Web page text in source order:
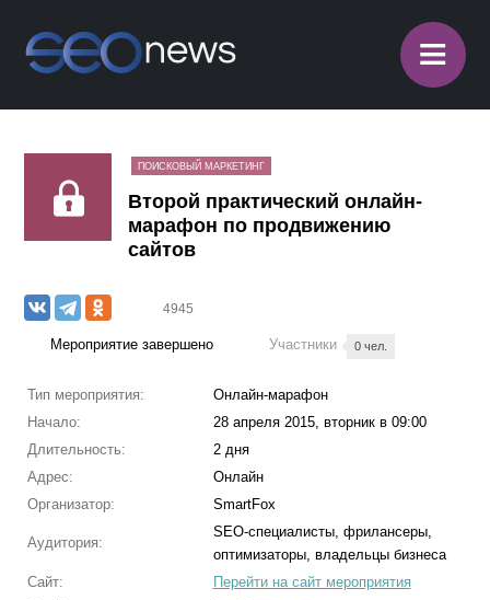
≡
ПОИСКОВЫЙ МАРКЕТИНГ
Второй практический онлайн-
марафон по продвижению
сайтов
4945
Мероприятие завершено Участники 0 чел.
Тип мероприятия:
Онлайн-марафон
Начало:
28 апреля 2015, вторник в 09:00
Длительность:
2 дня
Адрес:
Онлайн
Организатор:
SmartFox
Аудитория:
SEO-специалисты, фрилансеры,
оптимизаторы, владельцы бизнеса
Сайт:
Перейти на сайт мероприятия